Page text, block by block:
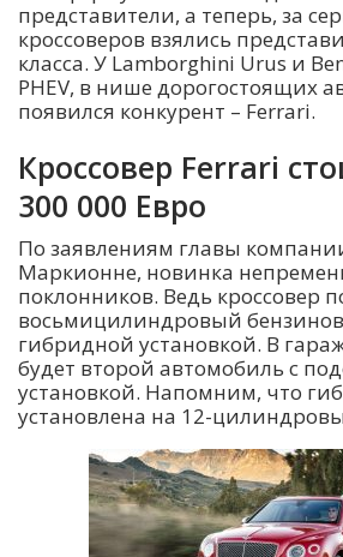
представители, а теперь, за
кроссоверов взялись
класса. У Lamborghini Urus и
PHEV, в нише дорогостоящих
появился конкурент – Ferrari.
Кроссовер Ferrari
300 000 Евро
По заявлениям главы
Маркионне, новинка
поклонников. Ведь кроссовер
восьмицилиндровый
гибридной установкой. В
будет второй автомобиль с
установкой. Напомним, что
установлена на 12-